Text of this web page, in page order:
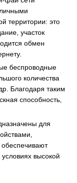
территории: это
участок
обмен
беспроводные
количества
Благодаря таким
способность,
для
высокой